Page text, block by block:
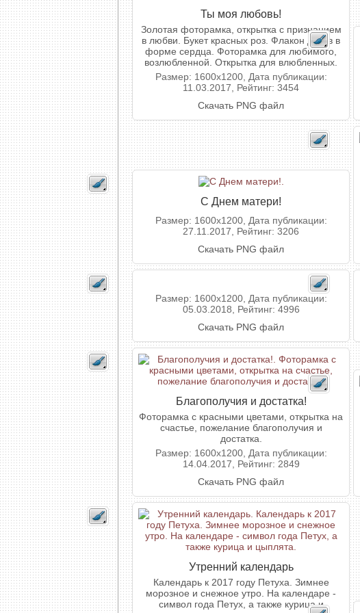
Ты моя любовь!
Золотая фоторамка, открытка с признанием
в любви. Букет красных роз. Флакон духов в
форме сердца. Фоторамка для любимого,
возлюбленной. Открытка для влюбленных.
Размер: 1600x1200, Дата публикации:
11.03.2017, Рейтинг: 3454
Скачать PNG файл
С Днем матери!
Размер: 1600x1200, Дата публикации:
27.11.2017, Рейтинг: 3206
Скачать PNG файл
Размер: 1600x1200, Дата публикации:
05.03.2018, Рейтинг: 4996
Скачать PNG файл
Благополучия и достатка!
Фоторамка с красными цветами, открытка на
счастье, пожелание благополучия и
достатка.
Размер: 1600x1200, Дата публикации:
14.04.2017, Рейтинг: 2849
Скачать PNG файл
Утренний календарь
Календарь к 2017 году Петуха. Зимнее
морозное и снежное утро. На календаре -
символ года Петух, а также курица и